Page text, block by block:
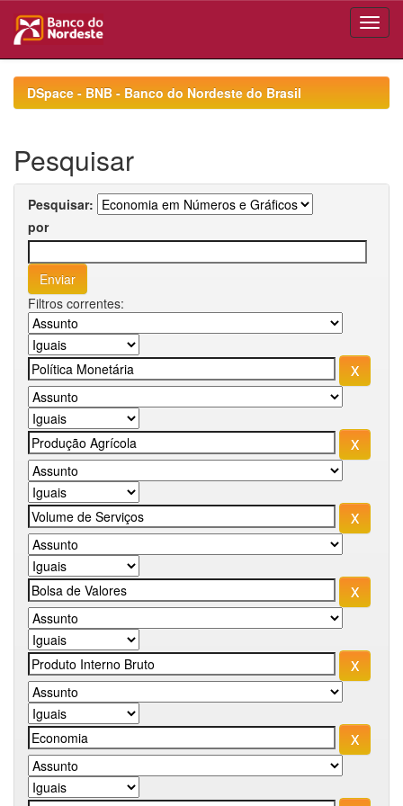
navigationDSpace - BNB - Banco do Nordeste do Brasil
Pesquisar
Pesquisar:
por
Filtros correntes: